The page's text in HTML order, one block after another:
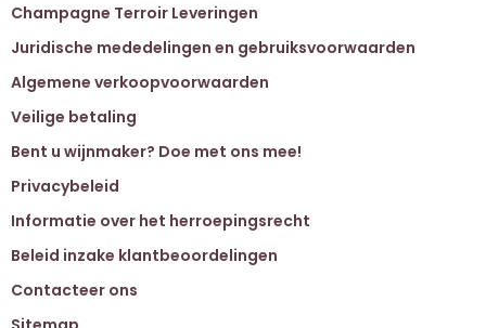
Champagne Terroir Leveringen
Juridische mededelingen en gebruiksvoorwaarden
Algemene verkoopvoorwaarden
Veilige betaling
Bent u wijnmaker? Doe met ons mee!
Privacybeleid
Informatie over het herroepingsrecht
Beleid inzake klantbeoordelingen
Contacteer ons